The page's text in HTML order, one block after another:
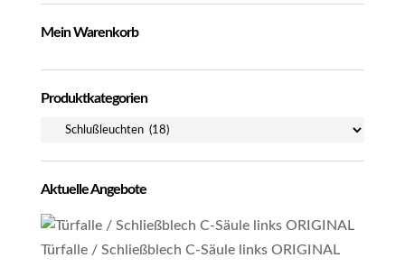
Mein Warenkorb
Produktkategorien
Aktuelle Angebote
Türfalle / Schließblech C-Säule links ORIGINAL